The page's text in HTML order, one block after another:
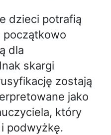
dzieci potrafią
początkowo
dla
skargi
zostają
jako
który
podwyżkę.